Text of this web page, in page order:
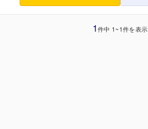
1件中 1~1件を表示